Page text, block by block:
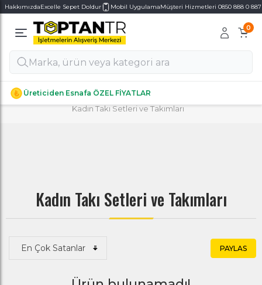
HakkımızdaExcelle Sepet Doldur Mobil UygulamaMüşteri Hizmetleri 0850 888 0 887
0
Üreticiden Esnafa ÖZEL FİYATLAR
Alt Kategoriler
Alt Kategoriler
Kadın Aksesuarları
/ Kadın Takı & Mücevher
Kadın Takı Setleri ve Takımları
Kadın Takı Setleri ve Takımları
PAYLAS